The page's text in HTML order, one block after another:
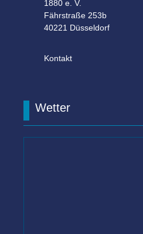
1880 e. V.
Fährstraße 253b
40221 Düsseldorf
Kontakt
Wetter